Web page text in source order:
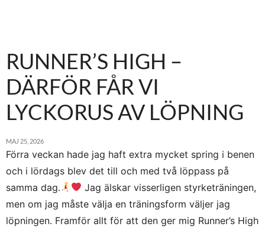
RUNNER’S HIGH –
DÄRFÖR FÅR VI
LYCKORUS AV LÖPNING
MAJ 25, 2026
Förra veckan hade jag haft extra mycket spring i benen
och i lördags blev det till och med två löppass på
samma dag.
Jag älskar visserligen styrketräningen,
men om jag måste välja en träningsform väljer jag
löpningen. Framför allt för att den ger mig Runner’s High